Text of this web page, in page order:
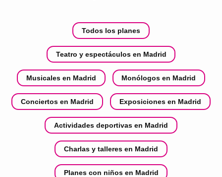
Todos los planes
Teatro y espectáculos en Madrid
Musicales en Madrid Monólogos en Madrid
Conciertos en Madrid Exposiciones en Madrid
Actividades deportivas en Madrid
Charlas y talleres en Madrid
Planes con niños en Madrid